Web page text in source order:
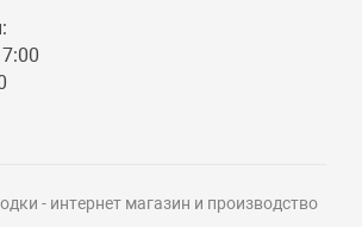
- интернет магазин и производство